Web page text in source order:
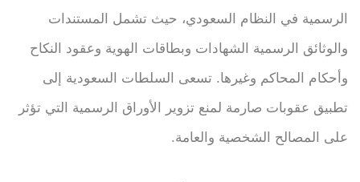
الرسمية في النظام السعودي، حيث تشمل المستندات
والوثائق الرسمية الشهادات وبطاقات الهوية وعقود النكاح
وأحكام المحاكم وغيرها. تسعى السلطات السعودية إلى
تطبيق عقوبات صارمة لمنع تزوير الأوراق الرسمية التي تؤثر
على المصالح الشخصية والعامة.